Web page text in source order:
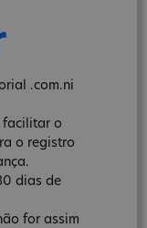
.com.ni
facilitar o
o registro
dias de
for assim